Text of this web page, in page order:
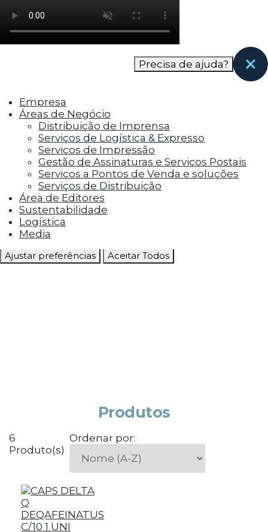
como os visitantes interagem com o site. Esses
cookies ajudam a fornecer informações sobre
as métricas do número de visitantes, taxa de
rejeição, origem do tráfego, etc.
funcionalidades, como compartilhar o
conteúdo do site em plataformas de social
media, coletar feedbacks e outros recursos de
terceiros.
Cookies Marketing
Os cookies de marketing são usados para
entregar aos visitantes anúncios
personalizados com base nas páginas que eles
visitaram antes e analisar a eficácia da
campanha publicitária.
Ajustar preferências Aceitar Todos
Precisa de ajuda?
Empresa
Áreas de Negócio
Distribuição de Imprensa
Serviços de Logística & Expresso
Serviços de Impressão
Gestão de Assinaturas e Serviços Postais
Serviços a Pontos de Venda e soluções
Serviços de Distribuição
Área de Editores
Sustentabilidade
Logística
Media
Produtos
6
Produto(s)
Ordenar por: